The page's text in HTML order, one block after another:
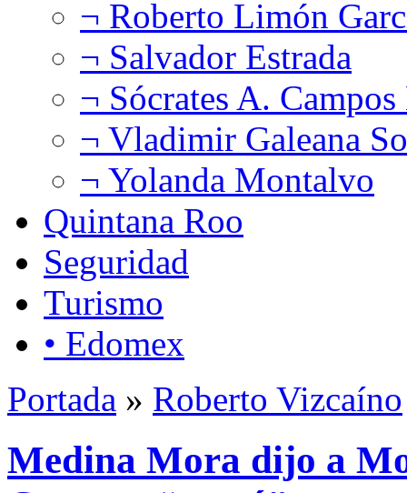
¬ Roberto Limón
¬ Salvador Estrada
¬ Sócrates A.
¬ Vladimir Galeana
¬ Yolanda Montalvo
Quintana Roo
Seguridad
Turismo
• Edomex
Portada » Roberto Vizcaíno
Medina Mora dijo a